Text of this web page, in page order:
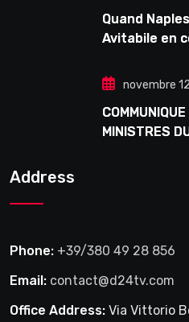
Quand
Avitabile en
novembre
MINISTRES
Address
Phone: +39/380 49 28 856
Email: contact@d24tv.com
Office Address: Via Vittorio